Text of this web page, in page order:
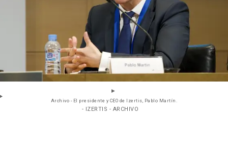
Archivo - El presidente y CEO de Izertis, Pablo Martín.
- IZERTIS - ARCHIVO